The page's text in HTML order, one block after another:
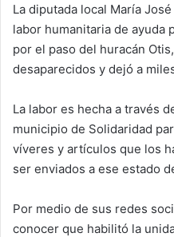
La diputada local María
labor humanitaria de ayuda
por el paso del huracán
desaparecidos y dejó a
La labor es hecha a través
municipio de Solidaridad
víveres y artículos que los
ser enviados a ese estado
Por medio de sus redes
conocer que habilitó la